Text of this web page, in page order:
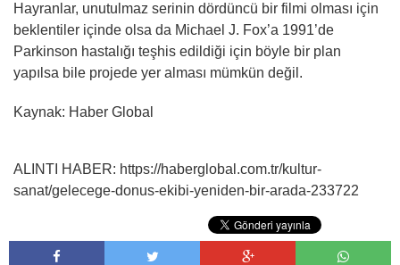
Hayranlar, unutulmaz serinin dördüncü bir filmi olması için
beklentiler içinde olsa da Michael J. Fox’a 1991’de
Parkinson hastalığı teşhis edildiği için böyle bir plan
yapılsa bile projede yer alması mümkün değil.
Kaynak: Haber Global
ALINTI HABER: https://haberglobal.com.tr/kultur-
sanat/gelecege-donus-ekibi-yeniden-bir-arada-233722